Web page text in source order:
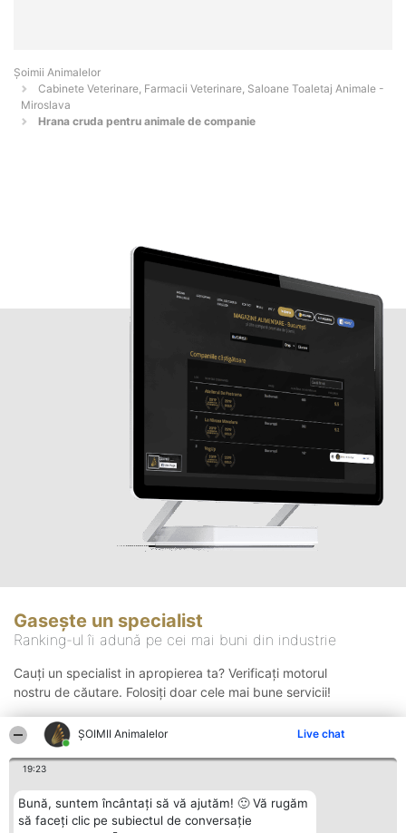
ŞOIMII Animalelor Live chat
19:23
Bună, suntem încântați să vă ajutăm! 🙂 Vă rugăm
să faceți clic pe subiectul de conversație
Şoimii Animalelor
Cabinete Veterinare, Farmacii Veterinare, Saloane Toaletaj Animale -
Miroslava
Hrana cruda pentru animale de companie
Gasește un specialist
Ranking-ul îi adună pe cei mai buni din industrie
Cauți un specialist in apropierea ta? Verificați motorul
nostru de căutare. Folosiți doar cele mai bune servicii!